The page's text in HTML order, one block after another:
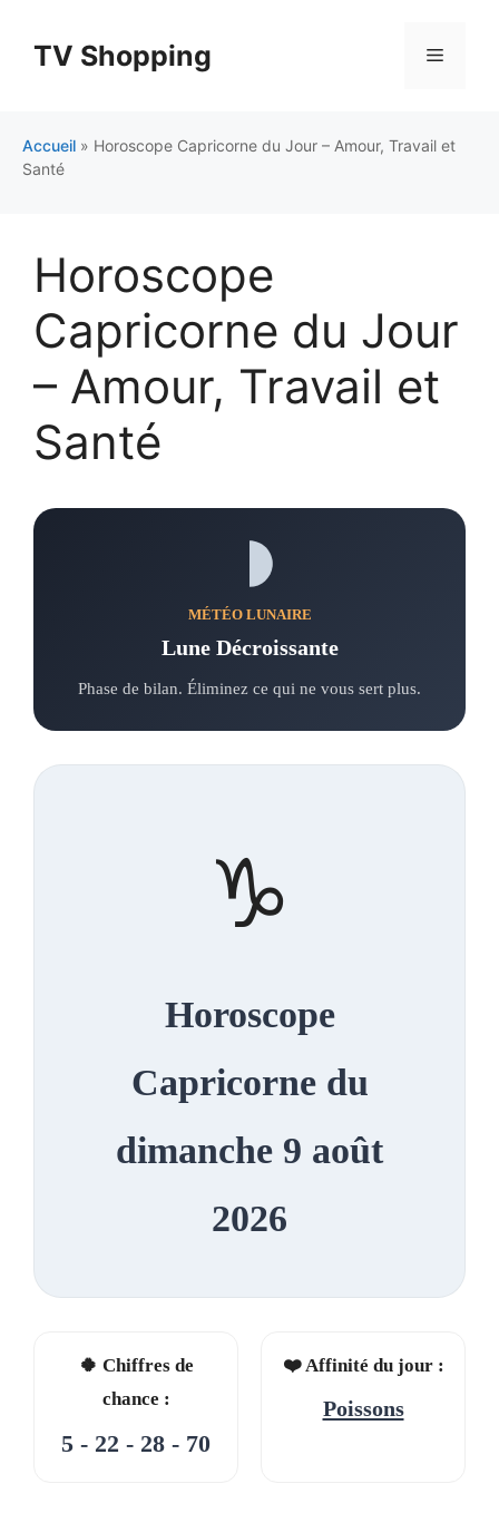
contenuTV Shopping Menu
Accueil » Horoscope Capricorne du Jour – Amour, Travail et
Santé
Horoscope
Capricorne du Jour
– Amour, Travail et
Santé
MÉTÉO LUNAIRE
Lune Décroissante
Phase de bilan. Éliminez ce qui ne vous sert plus.
♑
Horoscope
Capricorne du
dimanche 9 août
2026
🍀 Chiffres de
chance :
5 - 22 - 28 - 70
❤️ Affinité du jour :
Poissons